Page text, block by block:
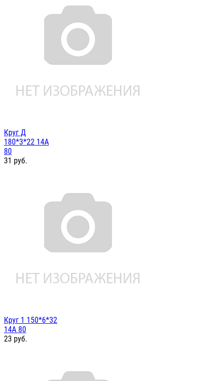
Круг Д
180*3*22 14А
80
31 руб.
Круг 1 150*6*32
14А 80
23 руб.